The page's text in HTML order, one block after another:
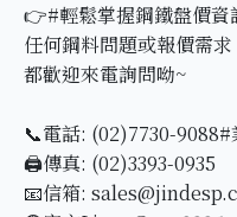
👉#輕鬆掌握鋼鐵盤價資
任何鋼料問題或報價需求
都歡迎來電詢問呦~
📞電話: (02)7730-9088#
🖨傳真: (02)3393-0935
📧信箱: